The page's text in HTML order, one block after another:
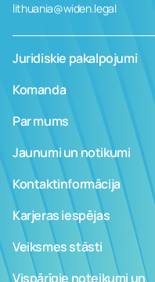
lithuania@widen.legal
Juridiskie pakalpojumi
Komanda
Par mums
Jaunumi un notikumi
Kontaktinformācija
Karjeras iespējas
Veiksmes stāsti
Vispārīgie noteikumi un